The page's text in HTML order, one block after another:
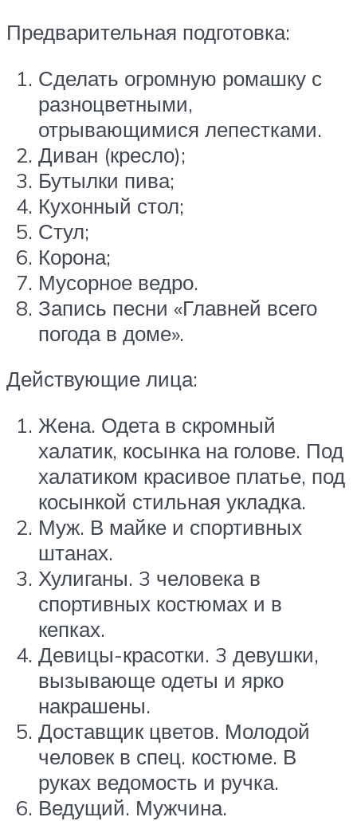
Предварительная подготовка:
Сделать огромную ромашку с
разноцветными,
отрывающимися лепестками.
Диван (кресло);
Бутылки пива;
Кухонный стол;
Стул;
Корона;
Мусорное ведро.
Запись песни «Главней всего
погода в доме».
Действующие лица:
Жена. Одета в скромный
халатик, косынка на голове. Под
халатиком красивое платье, под
косынкой стильная укладка.
Муж. В майке и спортивных
штанах.
Хулиганы. 3 человека в
спортивных костюмах и в
кепках.
Девицы-красотки. 3 девушки,
вызывающе одеты и ярко
накрашены.
Доставщик цветов. Молодой
человек в спец. костюме. В
руках ведомость и ручка.
Ведущий. Мужчина.